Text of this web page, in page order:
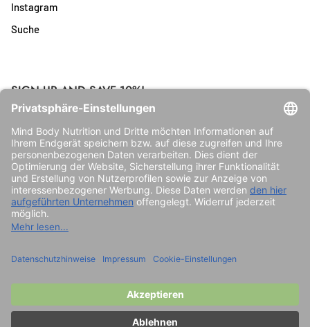
Instagram
Suche
SIGN UP AND SAVE 10%!
Erhalte 10% auf deine erste Bestellung mit dem Newsletter
Abo! Mit dem Newsletter erhältst du Angebote und
Wissenswertes rund um MBN.
© 2026Mind Body Nutrition.Powered by Shopify &RMH